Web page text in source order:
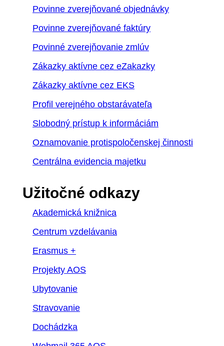
Povinne zverejňované objednávky
Povinne zverejňované faktúry
Povinné zverejňovanie zmlúv
Zákazky aktívne cez eZakazky
Zákazky aktívne cez EKS
Profil verejného obstarávateľa
Slobodný prístup k informáciám
Oznamovanie protispoločenskej činnosti
Centrálna evidencia majetku
Užitočné odkazy
Akademická knižnica
Centrum vzdelávania
Erasmus +
Projekty AOS
Ubytovanie
Stravovanie
Dochádzka